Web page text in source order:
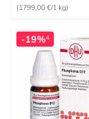
(1799,00 €/1 kg)
-19%4